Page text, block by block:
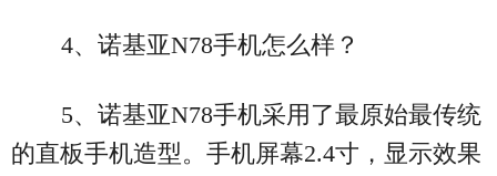
4、诺基亚N78手机怎么样？
5、诺基亚N78手机采用了最原始最传统
的直板手机造型。手机屏幕2.4寸，显示效果